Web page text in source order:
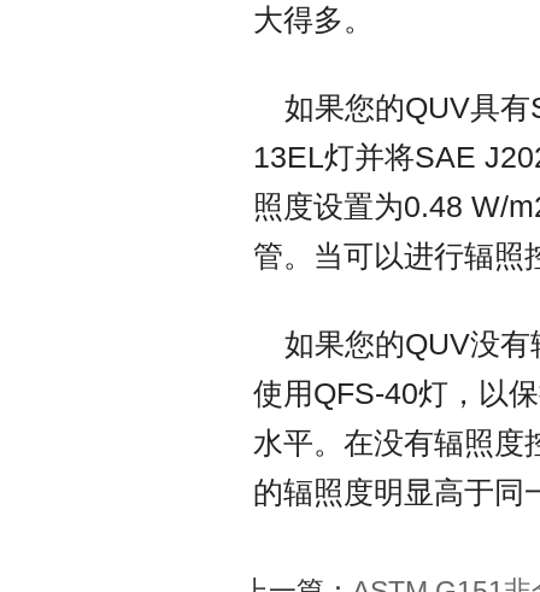
大得多。
如果您的QUV具
13EL灯并将SAE
照度设置为0.48 W/
管。当可以进行辐照
如果您的QUV没
使用QFS-40灯，以
水平。在没有辐照度
的辐照度明显高于同